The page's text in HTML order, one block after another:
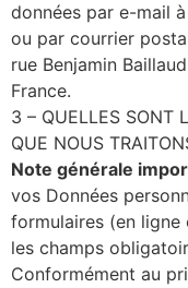
données par e-mail
ou par courrier
rue Benjamin
France.
3 – QUELLES SONT
QUE NOUS
Note générale
vos Données
formulaires (en ligne
les champs
Conformément au